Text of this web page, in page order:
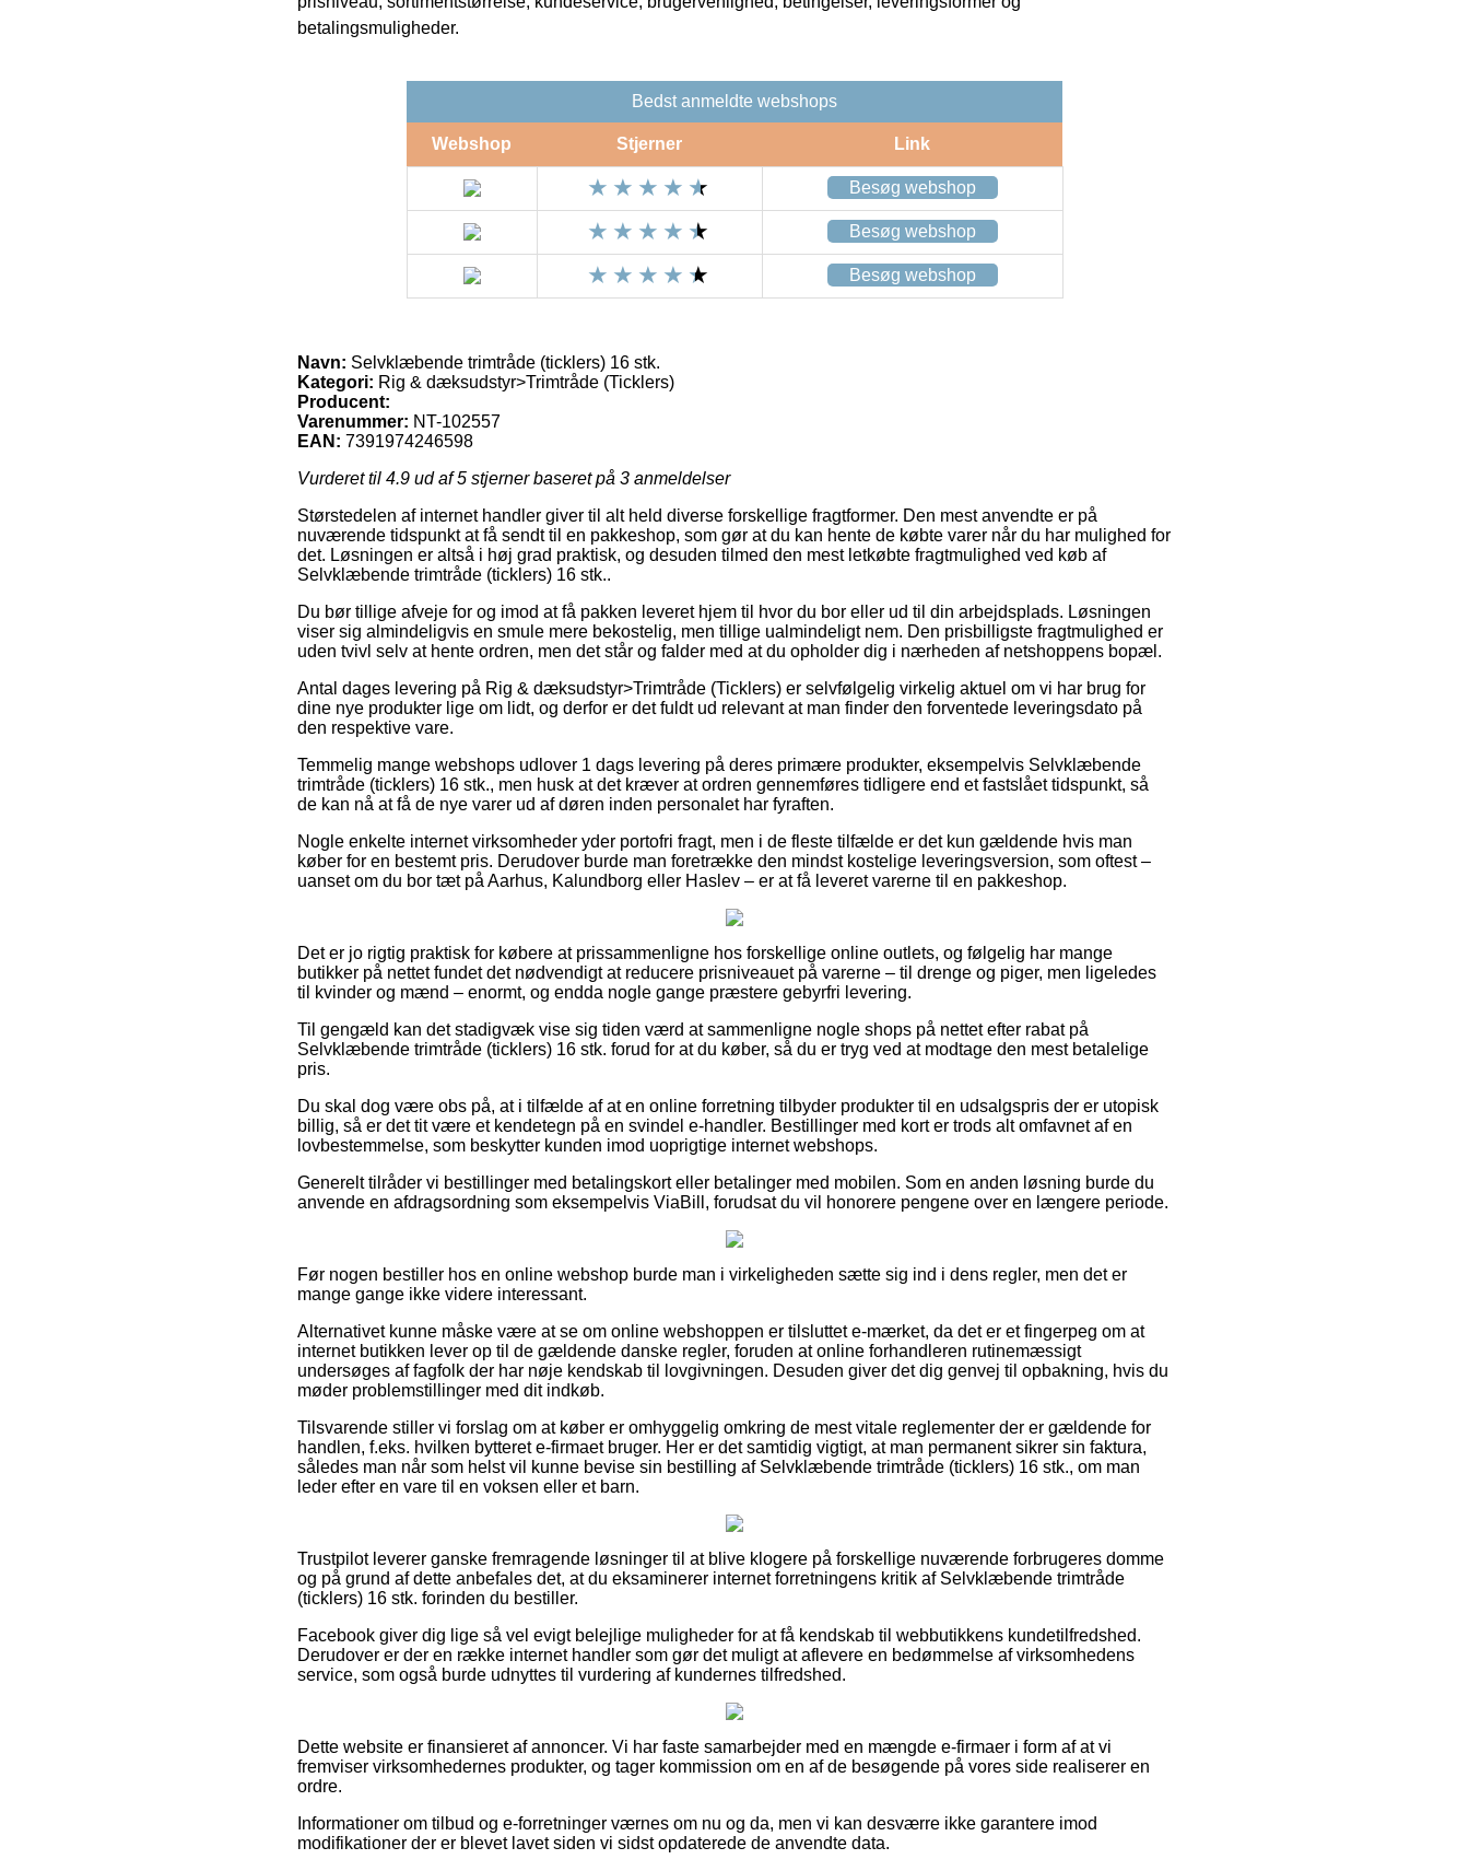
betalingsmuligheder.
Bedst anmeldte webshops
Webshop Stjerner Link
Besøg webshop
Besøg webshop
Besøg webshop
Navn: Selvklæbende trimtråde (ticklers) 16 stk.
Kategori: Rig & dæksudstyr>Trimtråde (Ticklers)
Producent:
Varenummer: NT-102557
EAN: 7391974246598
Vurderet til 4.9 ud af 5 stjerner baseret på 3 anmeldelser
Størstedelen af internet handler giver til alt held diverse forskellige fragtformer. Den mest anvendte er på
nuværende tidspunkt at få sendt til en pakkeshop, som gør at du kan hente de købte varer når du har mulighed for
det. Løsningen er altså i høj grad praktisk, og desuden tilmed den mest letkøbte fragtmulighed ved køb af
Selvklæbende trimtråde (ticklers) 16 stk..
Du bør tillige afveje for og imod at få pakken leveret hjem til hvor du bor eller ud til din arbejdsplads. Løsningen
viser sig almindeligvis en smule mere bekostelig, men tillige ualmindeligt nem. Den prisbilligste fragtmulighed er
uden tvivl selv at hente ordren, men det står og falder med at du opholder dig i nærheden af netshoppens bopæl.
Antal dages levering på Rig & dæksudstyr>Trimtråde (Ticklers) er selvfølgelig virkelig aktuel om vi har brug for
dine nye produkter lige om lidt, og derfor er det fuldt ud relevant at man finder den forventede leveringsdato på
den respektive vare.
Temmelig mange webshops udlover 1 dags levering på deres primære produkter, eksempelvis Selvklæbende
trimtråde (ticklers) 16 stk., men husk at det kræver at ordren gennemføres tidligere end et fastslået tidspunkt, så
de kan nå at få de nye varer ud af døren inden personalet har fyraften.
Nogle enkelte internet virksomheder yder portofri fragt, men i de fleste tilfælde er det kun gældende hvis man
køber for en bestemt pris. Derudover burde man foretrække den mindst kostelige leveringsversion, som oftest –
uanset om du bor tæt på Aarhus, Kalundborg eller Haslev – er at få leveret varerne til en pakkeshop.
Det er jo rigtig praktisk for købere at prissammenligne hos forskellige online outlets, og følgelig har mange
butikker på nettet fundet det nødvendigt at reducere prisniveauet på varerne – til drenge og piger, men ligeledes
til kvinder og mænd – enormt, og endda nogle gange præstere gebyrfri levering.
Til gengæld kan det stadigvæk vise sig tiden værd at sammenligne nogle shops på nettet efter rabat på
Selvklæbende trimtråde (ticklers) 16 stk. forud for at du køber, så du er tryg ved at modtage den mest betalelige
pris.
Du skal dog være obs på, at i tilfælde af at en online forretning tilbyder produkter til en udsalgspris der er utopisk
billig, så er det tit være et kendetegn på en svindel e-handler. Bestillinger med kort er trods alt omfavnet af en
lovbestemmelse, som beskytter kunden imod uoprigtige internet webshops.
Generelt tilråder vi bestillinger med betalingskort eller betalinger med mobilen. Som en anden løsning burde du
anvende en afdragsordning som eksempelvis ViaBill, forudsat du vil honorere pengene over en længere periode.
Før nogen bestiller hos en online webshop burde man i virkeligheden sætte sig ind i dens regler, men det er
mange gange ikke videre interessant.
Alternativet kunne måske være at se om online webshoppen er tilsluttet e-mærket, da det er et fingerpeg om at
internet butikken lever op til de gældende danske regler, foruden at online forhandleren rutinemæssigt
undersøges af fagfolk der har nøje kendskab til lovgivningen. Desuden giver det dig genvej til opbakning, hvis du
møder problemstillinger med dit indkøb.
Tilsvarende stiller vi forslag om at køber er omhyggelig omkring de mest vitale reglementer der er gældende for
handlen, f.eks. hvilken bytteret e-firmaet bruger. Her er det samtidig vigtigt, at man permanent sikrer sin faktura,
således man når som helst vil kunne bevise sin bestilling af Selvklæbende trimtråde (ticklers) 16 stk., om man
leder efter en vare til en voksen eller et barn.
Trustpilot leverer ganske fremragende løsninger til at blive klogere på forskellige nuværende forbrugeres domme
og på grund af dette anbefales det, at du eksaminerer internet forretningens kritik af Selvklæbende trimtråde
(ticklers) 16 stk. forinden du bestiller.
Facebook giver dig lige så vel evigt belejlige muligheder for at få kendskab til webbutikkens kundetilfredshed.
Derudover er der en række internet handler som gør det muligt at aflevere en bedømmelse af virksomhedens
service, som også burde udnyttes til vurdering af kundernes tilfredshed.
Dette website er finansieret af annoncer. Vi har faste samarbejder med en mængde e-firmaer i form af at vi
fremviser virksomhedernes produkter, og tager kommission om en af de besøgende på vores side realiserer en
ordre.
Informationer om tilbud og e-forretninger værnes om nu og da, men vi kan desværre ikke garantere imod
modifikationer der er blevet lavet siden vi sidst opdaterede de anvendte data.